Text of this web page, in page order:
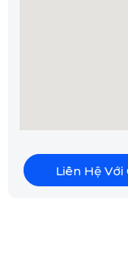
Liên Hệ